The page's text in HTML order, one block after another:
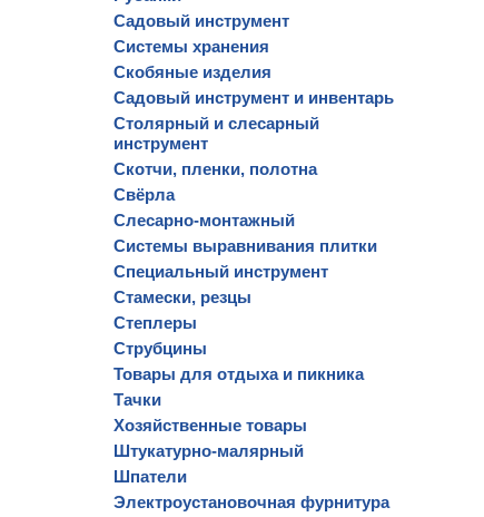
Садовый инструмент
Системы хранения
Скобяные изделия
Садовый инструмент и инвентарь
Столярный и слесарный
инструмент
Скотчи, пленки, полотна
Свёрла
Слесарно-монтажный
Системы выравнивания плитки
Специальный инструмент
Стамески, резцы
Степлеры
Струбцины
Товары для отдыха и пикника
Тачки
Хозяйственные товары
Штукатурно-малярный
Шпатели
Электроустановочная фурнитура